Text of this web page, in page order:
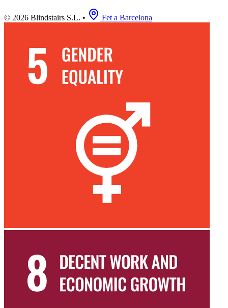
© 2026 Blindstairs S.L. • Fet a Barcelona